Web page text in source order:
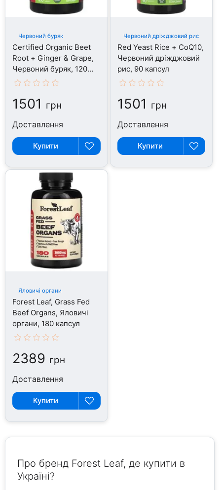
Червоний буряк
Certified Organic Beet
Root + Ginger & Grape,
Червоний буряк, 120
капсул
1501 грн
Доставлення
Купити
Червоний дріжджовий рис
Red Yeast Rice + CoQ10,
Червоний дріжджовий
рис, 90 капсул
1501 грн
Доставлення
Купити
Яловичі органи
Forest Leaf, Grass Fed
Beef Organs, Яловичі
органи, 180 капсул
2389 грн
Доставлення
Купити
Про бренд Forest Leaf, де купити в
Україні?